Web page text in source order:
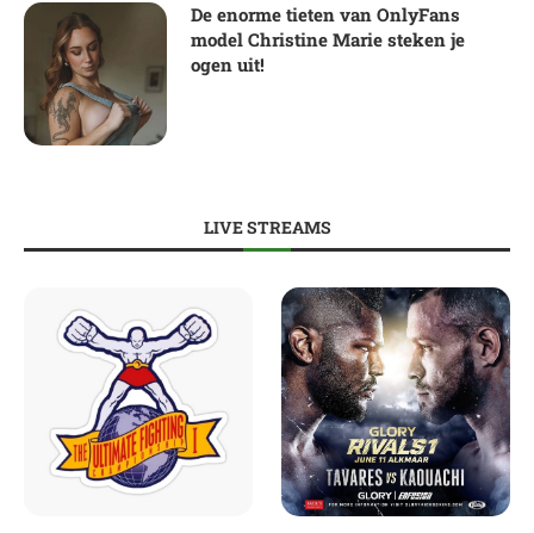
De enorme tieten van OnlyFans
model Christine Marie steken je
ogen uit!
LIVE STREAMS